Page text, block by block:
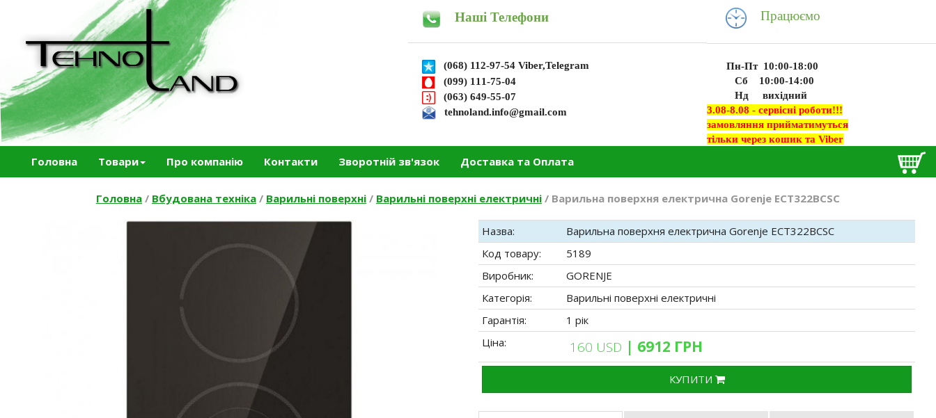
Наші Телефони
(068) 112-97-54 Viber,Telegram
(099) 111-75-04
(063) 649-55-07
tehnoland.info@gmail.com
Працюємо
Пн-Пт 10:00-18:00
Сб 10:00-14:00
Нд вихідний
3.08-8.08 - сервісні роботи!!!
замовляння прийматимуться
тільки через кошик та Viber
Головна Товари Про компанію Контакти Зворотній зв'язок Доставка та Оплата
Головна / Вбудована техніка / Варильні поверхні / Варильні поверхні електричні / Варильна поверхня електрична Gorenje ECT322BCSC
Назва:
Варильна поверхня електрична Gorenje ECT322BCSC
Код товару:
5189
Виробник:
GORENJE
Категорія:
Варильні поверхні електричні
Гарантія:
1 рік
Ціна:
160 USD | 6912 ГРН
КУПИТИ